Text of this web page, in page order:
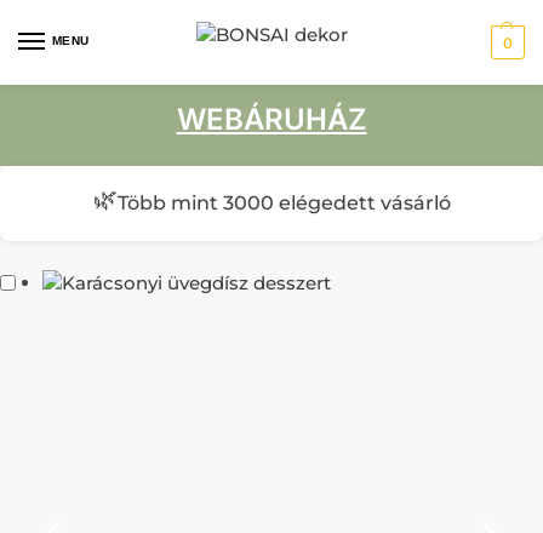
MENU 0
WEBÁRUHÁZ
🌿Több mint 3000 elégedett vásárló